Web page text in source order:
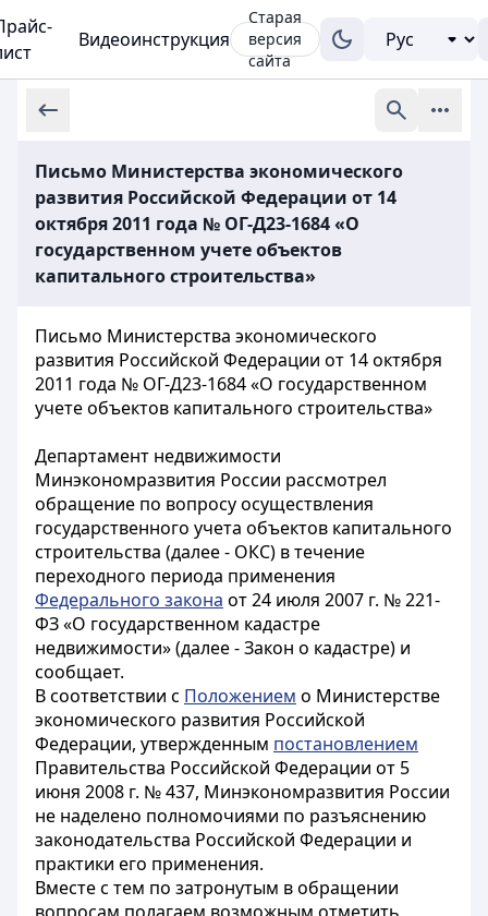
Видеоинструкция
Старая
версия
сайта
Письмо Министерства экономического
развития Российской Федерации от 14
октября 2011 года № ОГ-Д23-1684 «О
государственном учете объектов
капитального строительства»
Письмо Министерства экономического
развития Российской Федерации от 14 октября
2011 года № ОГ-Д23-1684 «О государственном
учете объектов капитального строительства»
Департамент недвижимости
Минэкономразвития России рассмотрел
обращение по вопросу осуществления
государственного учета объектов капитального
строительства (далее - ОКС) в течение
переходного периода применения
Федерального закона от 24 июля 2007 г. № 221-
ФЗ «О государственном кадастре
недвижимости» (далее - Закон о кадастре) и
сообщает.
В соответствии с Положением о Министерстве
экономического развития Российской
Федерации, утвержденным постановлением
Правительства Российской Федерации от 5
июня 2008 г. № 437, Минэкономразвития России
не наделено полномочиями по разъяснению
законодательства Российской Федерации и
практики его применения.
Вместе с тем по затронутым в обращении